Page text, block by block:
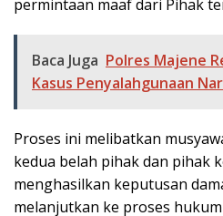
permintaan maaf dari Pihak
Baca Juga Polres Majene
Kasus Penyalahgunaan
Proses ini melibatkan
kedua belah pihak dan pihak
menghasilkan keputusan
melanjutkan ke proses